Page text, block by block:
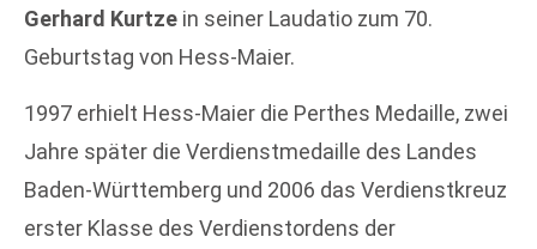
Gerhard Kurtze in seiner Laudatio zum 70.
Geburtstag von Hess-Maier.
1997 erhielt Hess-Maier die Perthes Medaille, zwei
Jahre später die Verdienstmedaille des Landes
Baden-Württemberg und 2006 das Verdienstkreuz
erster Klasse des Verdienstordens der